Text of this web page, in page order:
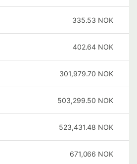
335.53 NOK
402.64 NOK
301,979.70 NOK
503,299.50 NOK
523,431.48 NOK
671,066 NOK